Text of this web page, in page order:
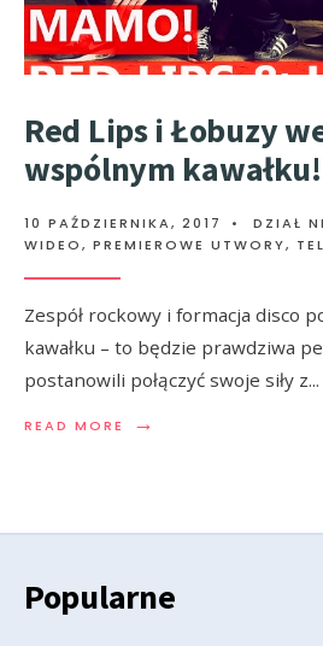
Red Lips i Łobuzy
wspólnym kawałku!
10 PAŹDZIERNIKA, 2017 • DZIAŁ
WIDEO, PREMIEROWE UTWORY,
Zespół rockowy i formacja disco
kawałku – to będzie prawdziwa
postanowili połączyć swoje siły z...
READ MORE →
Popularne